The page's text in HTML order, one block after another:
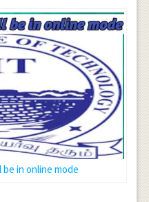
be in online mode